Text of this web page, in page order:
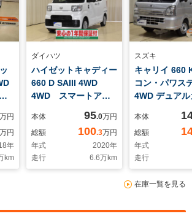
ド
万円
万円
年
km
ダイハツ
ハイゼットキャディー
660 D SAIII 4WD
4WD スマートアシ
ア ドライブレコーダ
ー付き オートマチッ
クハイビーム ライト
レベリング 横滑り防
止
本体 95.0万円
総額
100.3万円
年式
2020年
走行
6.6万km
スズキ
キャリイ 660
コン・パワス
4WD デュア
出済未使用車
本体
総額
年式
走行
在庫一覧を見る